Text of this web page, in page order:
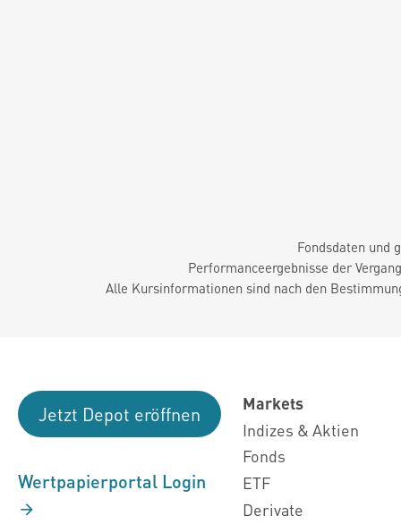
Fondsdaten und
Performanceergebnisse der
Alle Kursinformationen sind nach den
Jetzt Depot eröffnen
Wertpapierportal Login
Markets
Indizes & Aktien
Fonds
ETF
Derivate